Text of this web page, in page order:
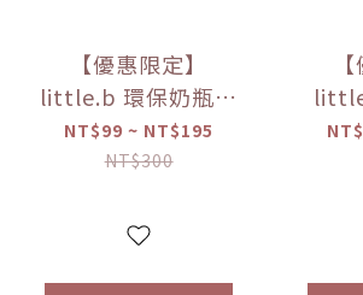
【優惠限定】
little.b 環保奶瓶清
潔液-無香低敏
（50ml/100ml）
NT$99 ~ NT$195
NT$300
精
（